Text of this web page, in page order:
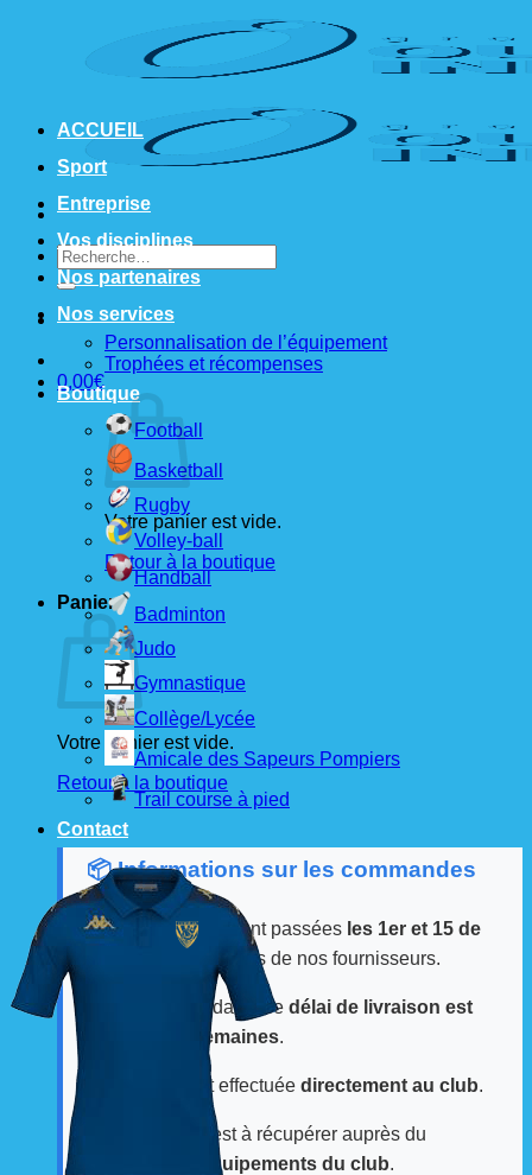
Recherche
pour :
0,00€
Votre panier est vide.
Retour à la boutique
Panier
Votre panier est vide.
Retour à la boutique
📦 Informations sur les commandes
Les commandes sont passées les 1er et 15 de
auprès de nos fournisseurs.
À partir de ces dates, le délai de livraison est
d'environ 3 semaines.
La livraison est effectuée directement au club.
La commande est à récupérer auprès du
référent des équipements du club.
ACCUEIL
Sport
Entreprise
Vos disciplines
Nos partenaires
Nos services
Personnalisation de l’équipement
Trophées et récompenses
Boutique
Football
Basketball
Rugby
Volley-ball
Handball
Badminton
Judo
Gymnastique
Collège/Lycée
Amicale des Sapeurs Pompiers
Trail course à pied
Contact